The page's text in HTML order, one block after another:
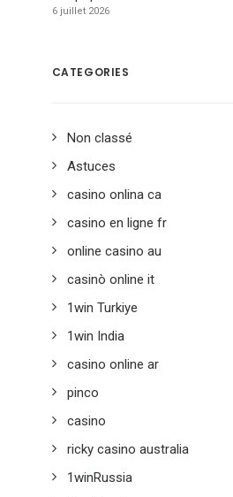
6 juillet 2026
CATEGORIES
Non classé
Astuces
casino onlina ca
casino en ligne fr
online casino au
casinò online it
1win Turkiye
1win India
casino online ar
pinco
casino
ricky casino australia
1winRussia